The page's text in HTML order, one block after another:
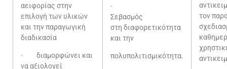
αειφορίας στην
επιλογή των υλικών
και την παραγωγική
διαδικασία
· διαμορφώνει και
να αξιολογεί
·
Σεβασμός
στη διαφορετικότητα
και την
πολυπολιτισμικότητα.
τον